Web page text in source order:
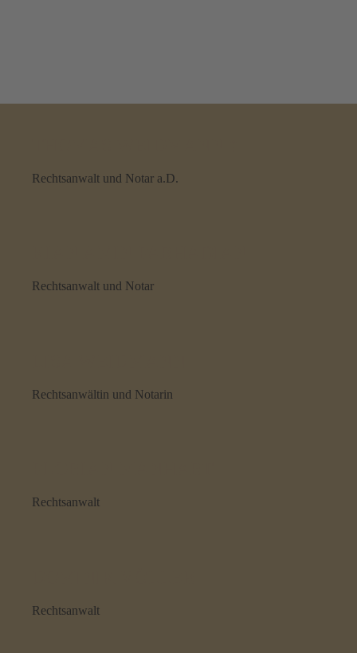
Rechtsanwalt und Notar a.D.
Rechtsanwalt und Notar
Rechtsanwältin und Notarin
Rechtsanwalt
Rechtsanwalt